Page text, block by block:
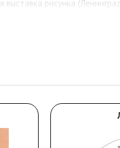
выставка рисунка
(1974),
выставка «Подмосковье»
выставки.